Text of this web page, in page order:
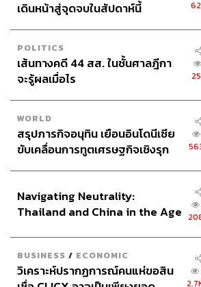
จากสายการบินยักษ์ใหญ่ที่มีเงินทุนมากก
United และAmerican Airlinesที่หันมาเ
แรงกดดันจากดีลควบรวมกับ JetBlue ที่
ทำให้ Spirit ต้องเดินหน้าด้วยตัวคนเดีย
ขัดข้องที่ทำให้เครื่องบินหลายลำต้องจ
พฤติกรรมผู้บริโภคที่เปลี่ยนไป โดยสาย
พึ่งพาผู้โดยสารระดับพรีเมียมที่ยอมจ่าย
ที่นั่งหรูหรามากขึ้น
ในเดือนสิงหาคม 2025 Spirit ยื่นล้มละล
ระยะเวลาไม่ถึงปี โดยรายงานว่ามีหนี้สิ
ดอลลาร์สหรัฐ (ราว 2.63 แสนล้านบาท)
พันล้านดอลลาร์สหรัฐ (ราว 2.8 แสนล้า
เดินหน้าสู่จุดจบในสัปดาห์นี้
POLITICS
เส้นทางคดี 44 สส. ในชั้นศาลฎีกา
จะรู้ผลเมื่อไร
WORLD
สรุปภารกิจอนุทิน เยือนอินโดนีเซีย
ขับเคลื่อนการทูตเศรษฐกิจเชิงรุก
Navigating Neutrality:
Thailand and China in the Age
BUSINESS / ECONOMIC
วิเคราะห์ปรากฏการณ์คนแห่ขอสิน